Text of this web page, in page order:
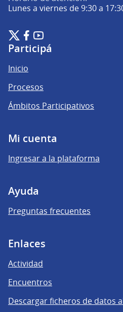
Lunes a viernes de 9:30 a
Plataforma de Participación
(Enlace externo)
Plataforma de Participación
(Enlace externo)
Plataforma de
(Enlace externo)
Participá
Inicio
Procesos
Ámbitos Participativos
Mi cuenta
Ingresar a la plataforma
Ayuda
Preguntas frecuentes
Enlaces
Actividad
Encuentros
Descargar ficheros de datos